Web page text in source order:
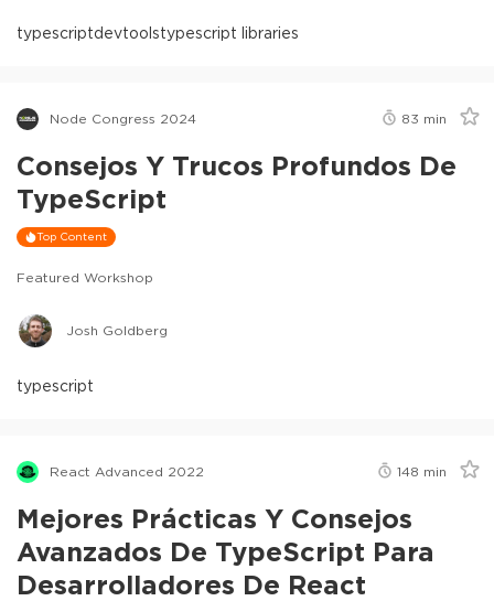
typescriptdevtoolstypescript libraries
Node Congress 2024 83 min
Consejos Y Trucos Profundos De
TypeScript
Top Content
Featured Workshop
Josh Goldberg
typescript
React Advanced 2022 148 min
Mejores Prácticas Y Consejos
Avanzados De TypeScript Para
Desarrolladores De React